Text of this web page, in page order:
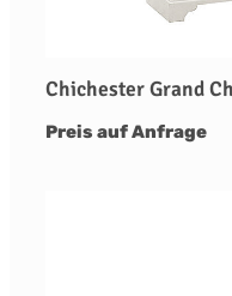
Chichester Grand
Preis auf Anfrage